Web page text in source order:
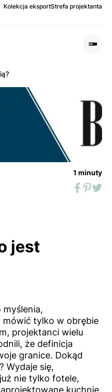
Kolekcja eksportStrefa projektanta
1 minuty
jest
myślenia,
mówić tylko w obrębie
projektanci wielu
że definicja
granice. Dokąd
Wydaje się,
nie tylko fotele,
kuchnie,